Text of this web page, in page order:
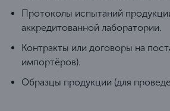
Протоколы испытаний
аккредитованной лаборатории.
Контракты или договоры на
импортёров).
Образцы продукции (для